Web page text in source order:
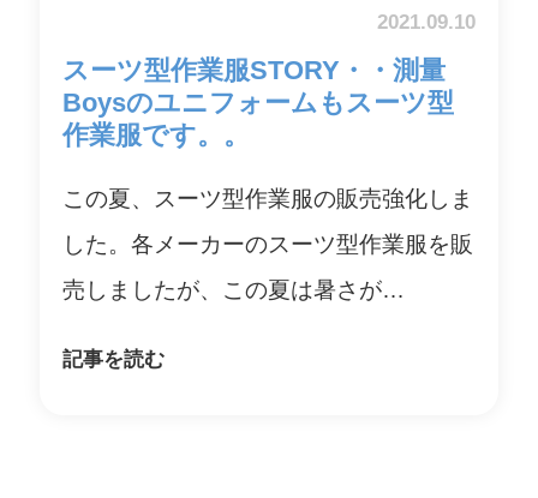
2021.09.10
スーツ型作業服STORY・・測量
Boysのユニフォームもスーツ型
作業服です。。
この夏、スーツ型作業服の販売強化しま
した。各メーカーのスーツ型作業服を販
売しましたが、この夏は暑さが…
記事を読む